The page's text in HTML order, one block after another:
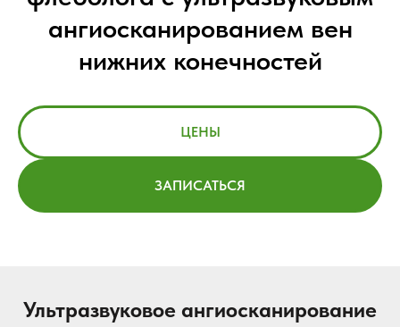
ангиосканированием вен
нижних конечностей
ЦЕНЫ
ЗАПИСАТЬСЯ
Ультразвуковое ангиосканирование